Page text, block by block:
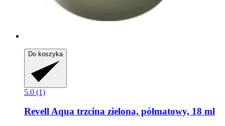
Do koszyka
5.0 (1)
RevellAqua trzcina zielona, ​​półmatowy, 18 ml